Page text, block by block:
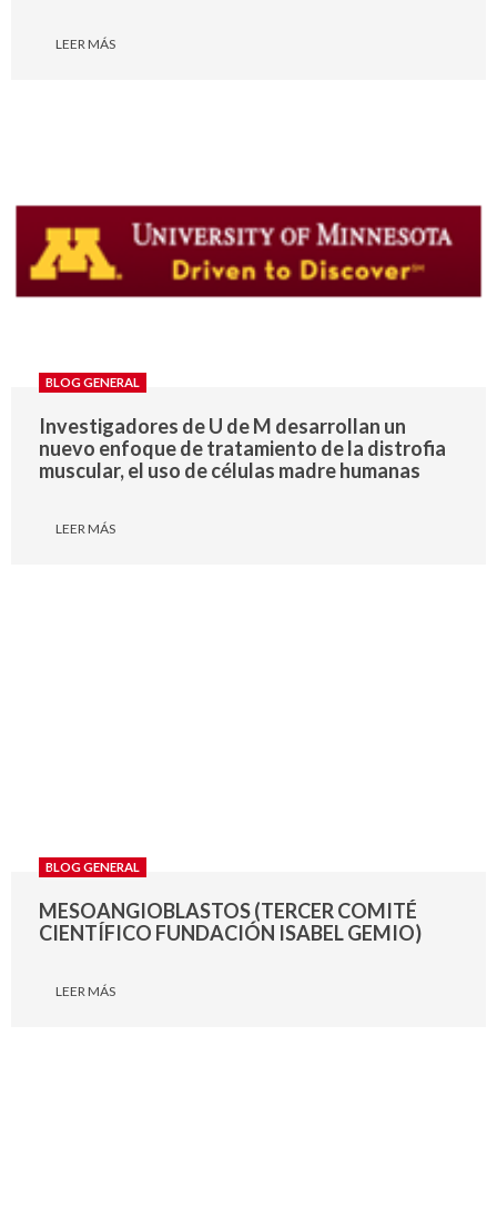
LEER MÁS
BLOG GENERAL
Investigadores de U de M desarrollan un
nuevo enfoque de tratamiento de la distrofia
muscular, el uso de células madre humanas
LEER MÁS
BLOG GENERAL
MESOANGIOBLASTOS (TERCER COMITÉ
CIENTÍFICO FUNDACIÓN ISABEL GEMIO)
LEER MÁS